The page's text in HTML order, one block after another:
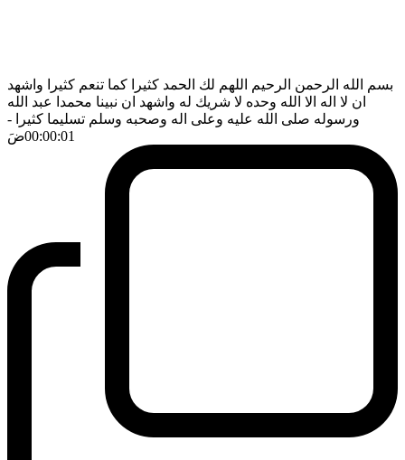
بسم الله الرحمن الرحيم اللهم لك الحمد كثيرا كما تنعم كثيرا واشهد
ان لا اله الا الله وحده لا شريك له واشهد ان نبينا محمدا عبد الله
ورسوله صلى الله عليه وعلى اله وصحبه وسلم تسليما كثيرا -
00:00:01ضَ